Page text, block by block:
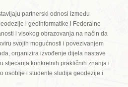
partnerski odnosi između
i geoinformatike i Federalne
i visokog obrazovanja na način da
svojih mogućnosti i povezivanjem
organizira izvođenje dijela nastave
stjecanja konkretnih praktičnih znanja i
osoblje i studente studija geodezije i